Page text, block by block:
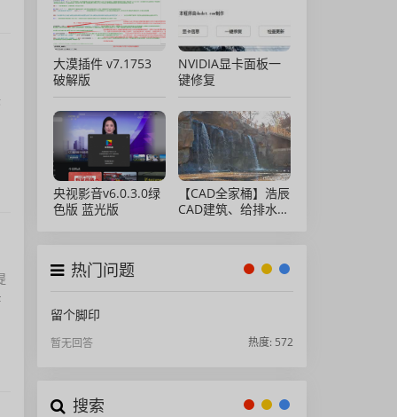
大漠插件 v7.1753
破解版
NVIDIA显卡面板一
键修复
央视影音v6.0.3.0绿
色版 蓝光版
【CAD全家桶】浩辰
CAD建筑、给排水、
热门问题
留个脚印
暂无回答 热度: 572
搜索